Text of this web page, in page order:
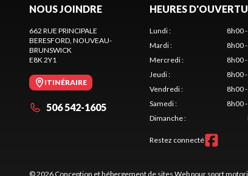
NOUS JOINDRE
662 RUE PRINCIPALE
BERESFORD , NOUVEAU-
BRUNSWICK
E8K 2Y1
ITINÉRAIRE
506 542-1605
HEURES
Lundi:
8h00
Mardi:
8h00
Mercredi:
8h00
Jeudi:
8h00
Vendredi:
8h00
Samedi:
8h00
Dimanche:
Restez connecté
© 2026 Conception et hébergement de sites Web pour sport